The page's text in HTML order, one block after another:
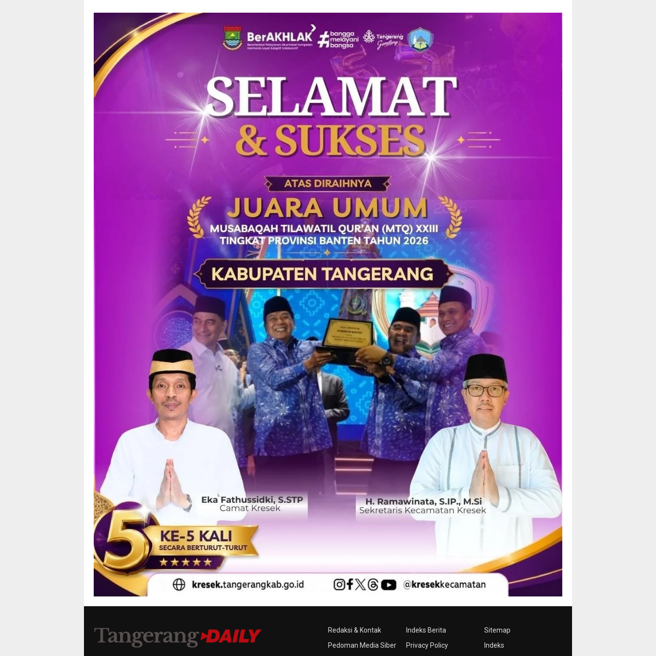
Redaksi & Kontak
Pedoman Media Siber
Indeks Berita
Privacy Policy
Sitemap
Indeks